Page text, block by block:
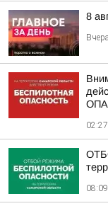
8
02:27
08:09